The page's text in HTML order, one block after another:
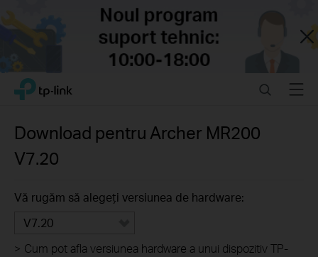
Close
Click
navigation
TP-Link, Reliably Smart SearchMenu
Download pentru Archer MR200
V7.20
Vă rugăm să alegeți versiunea de hardware:
V7.20
> Cum pot afla versiunea hardware a unui dispozitiv TP-